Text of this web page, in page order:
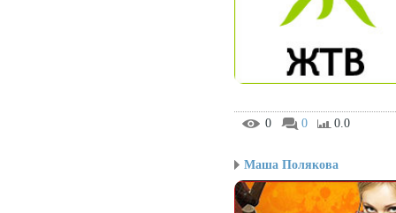
0 0 0.0
Маша Полякова